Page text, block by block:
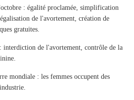
: égalité proclamée, simplification
de l'avortement, création de
gratuites.
interdiction de l'avortement, contrôle de la
mondiale : les femmes occupent des